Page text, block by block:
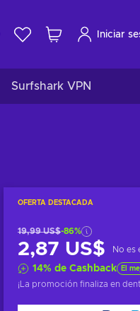
Iniciar
Surfshark VPN
OFERTA DESTACADA
19,99 US$-86%
2,87 US$ No es
14% de Cashback El
¡La promoción finaliza en